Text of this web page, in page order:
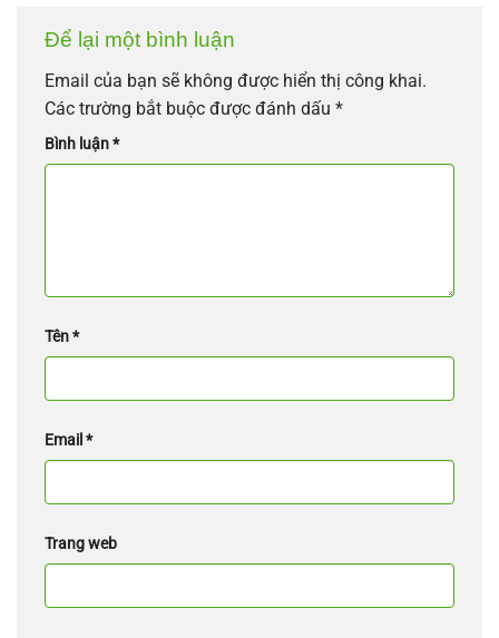
Để lại một bình luận
Email của bạn sẽ không được hiển thị công khai.
Các trường bắt buộc được đánh dấu *
Bình luận*
Tên*
Email *
Trang web